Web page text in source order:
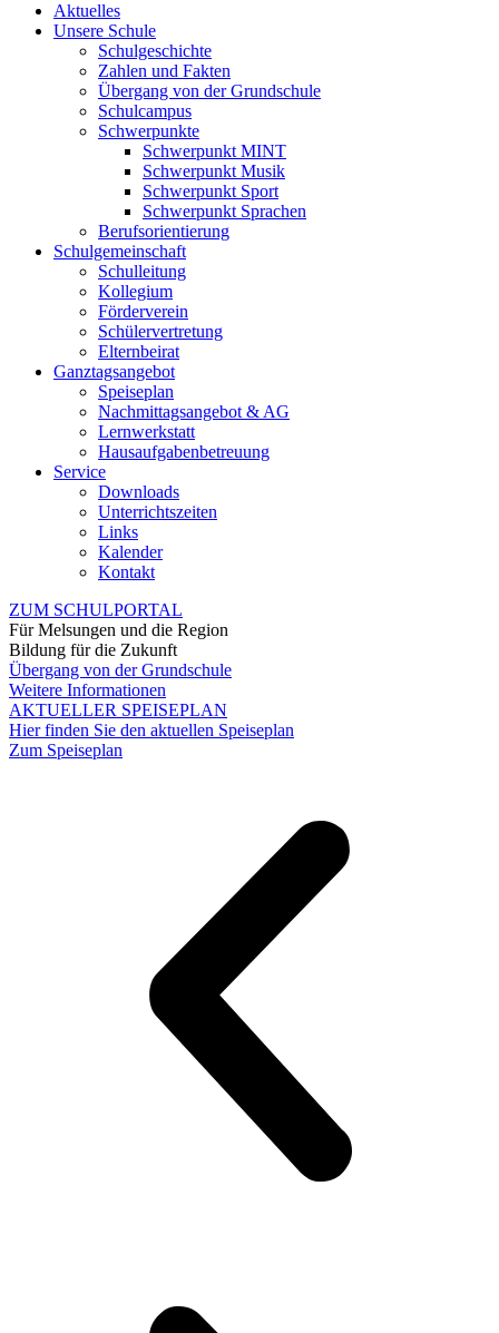
Aktuelles
Unsere Schule
Schulgeschichte
Zahlen und Fakten
Übergang von der Grundschule
Schulcampus
Schwerpunkte
Schwerpunkt MINT
Schwerpunkt Musik
Schwerpunkt Sport
Schwerpunkt Sprachen
Berufsorientierung
Schulgemeinschaft
Schulleitung
Kollegium
Förderverein
Schülervertretung
Elternbeirat
Ganztagsangebot
Speiseplan
Nachmittagsangebot & AG
Lernwerkstatt
Hausaufgabenbetreuung
Service
Downloads
Unterrichtszeiten
Links
Kalender
Kontakt
ZUM SCHULPORTAL
Für Melsungen und die Region
Bildung für die Zukunft
Übergang von der Grundschule
Weitere Informationen
AKTUELLER SPEISEPLAN
Hier finden Sie den aktuellen Speiseplan
Zum Speiseplan